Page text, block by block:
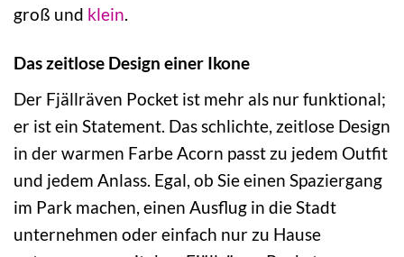
groß und klein
Das zeitlose Design einer Ikone
Der Fjällräven Pocket ist mehr als nur funktional;
er ist ein Statement. Das schlichte, zeitlose Design
in der warmen Farbe Acorn passt zu jedem Outfit
und jedem Anlass. Egal, ob Sie einen Spaziergang
im Park machen, einen Ausflug in die Stadt
unternehmen oder einfach nur zu Hause